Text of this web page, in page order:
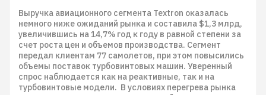
Выручка авиационного сегмента Textron оказалась
немного ниже ожиданий рынка и составила $1,3 млрд,
увеличившись на 14,7% год к году в равной степени за
счет роста цен и объемов производства. Сегмент
передал клиентам 77 самолетов, при этом повысились
объемы поставок турбовинтовых машин. Уверенный
спрос наблюдается как на реактивные, так и на
турбовинтовые модели. В условиях перегрева рынка